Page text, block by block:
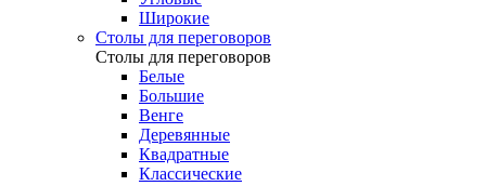
Широкие
Столы для переговоров
Столы для переговоров
Белые
Большие
Венге
Деревянные
Квадратные
Классические